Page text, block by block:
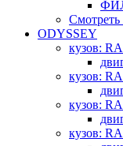
Смотреть
ODYSSEY
кузов:
кузов:
кузов:
кузов: